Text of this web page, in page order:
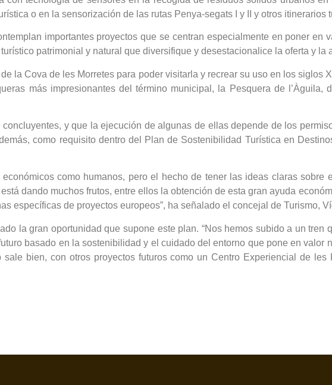
o en la sensorización de las rutas Penya-segats I y II y otros itinerarios
importantes proyectos que se centran especialmente en poner en
patrimonial y natural que diversifique y desestacionalice la oferta y la
la Cova de les Morretes para poder visitarla y recrear su uso en los siglos
más impresionantes del término municipal, la Pesquera de l’Àguila,
y que la ejecución de algunas de ellas depende de los
como requisito dentro del Plan de Sostenibilidad Turística en
como humanos, pero el hecho de tener las ideas claras sobre
dando muchos frutos, entre ellos la obtención de esta gran ayuda
específicas de proyectos europeos”, ha señalado el concejal de Turismo,
la gran oportunidad que supone este plan. “Nos hemos subido a un tren
basado en la sostenibilidad y el cuidado del entorno que pone en valor
bien, con otros proyectos futuros como un Centro Experiencial de